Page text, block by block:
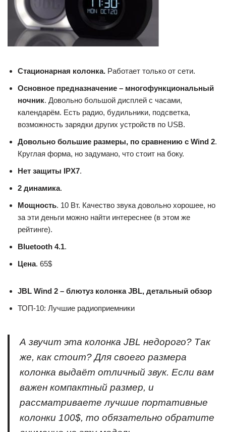
Стационарная колонка. Работает только от сети.
Основное предназначение – многофункциональный
ночник. Довольно большой дисплей с часами,
календарём. Есть радио, будильники, подсветка,
возможность зарядки других устройств по USB.
Довольно большие размеры, по сравнению с Wind 2.
Круглая форма, но задумано, что стоит на боку.
Нет защиты IPX7.
2 динамика.
Мощность. 10 Вт. Качество звука довольно хорошее, но
за эти деньги можно найти интереснее (в этом же
рейтинге).
Bluetooth 4.1.
Цена. 65$
JBL Wind 2 – блютуз колонка JBL, детальный обзор
ТОП-10: Лучшие радиоприемники
А звучит эта колонка JBL недорого? Так
же, как стоит? Для своего размера
колонка выдаёт отличный звук. Если вам
важен компактный размер, и
рассматриваете лучшие портативные
колонки 100$, то обязательно обратите